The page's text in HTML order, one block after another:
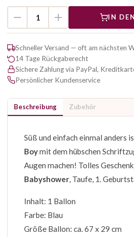
IN
Schneller Versand — oft am nächsten
14 Tage Rückgaberecht
Sichere Zahlung via PayPal,
Persönlicher Kundenservice
Beschreibung Zubehör
Süß und einfach einmal anders
Boymit dem hübschen
Augen machen! Tolles
Babyshower , Taufe, 1.
Inhalt: 1 Ballon
Farbe: Blau
Größe Ballon: ca. 67 x 29 cm